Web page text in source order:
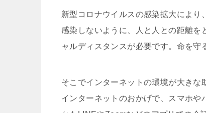
新型コロナウイルスの感染拡大により
感染しないように、人と人との距離
ャルディスタンスが必要です。命を守
そこでインターネットの環境が大きな
インターネットのおかげで、スマホや